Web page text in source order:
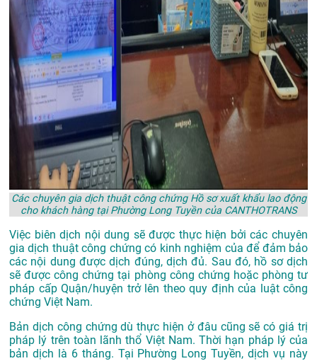
Các chuyên gia dịch thuật công chứng Hồ sơ xuất khẩu lao động
cho khách hàng tại Phường Long Tuyền của CANTHOTRANS
Việc biên dịch nội dung sẽ được thực hiện bởi các chuyên
gia dịch thuật công chứng có kinh nghiệm của để đảm bảo
các nội dung được dịch đúng, dịch đủ. Sau đó, hồ sơ dịch
sẽ được công chứng tại phòng công chứng hoặc phòng tư
pháp cấp Quận/huyện trở lên theo quy định của luật công
chứng Việt Nam.
Bản dịch công chứng dù thực hiện ở đâu cũng sẽ có giá trị
pháp lý trên toàn lãnh thổ Việt Nam. Thời hạn pháp lý của
bản dịch là 6 tháng. Tại Phường Long Tuyền, dịch vụ này